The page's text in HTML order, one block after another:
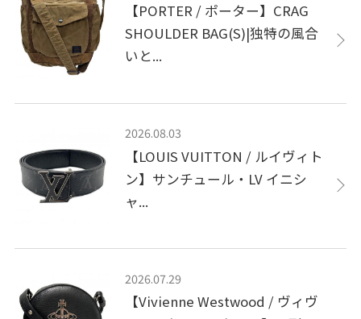
【PORTER / ポーター】CRAG
SHOULDER BAG(S)|独特の風合
いと...
2026.08.03
【LOUIS VUITTON / ルイヴィト
ン】サンチュール・LV イニシ
ャ...
2026.07.29
【Vivienne Westwood / ヴィヴ